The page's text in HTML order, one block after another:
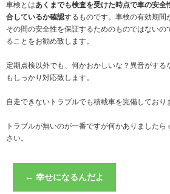
車検とはあくまでも検査を受けた時点で車の安全
合しているか確認するものです。車検の有効期間
その間の安全性を保証するためのものではない
ることをお勧め致します。
定期点検以外でも、何かおかしいな？異音がする
もしっかり対応致します。
自走できないトラブルでも積載車を完備しており
トラブルが無いのが一番ですが何かありました
さい。
← 幸せになるんだよ